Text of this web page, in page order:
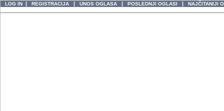
LOG IN | REGISTRACIJA | UNOS OGLASA | POSLEDNJI OGLASI | NAJČITANIJI